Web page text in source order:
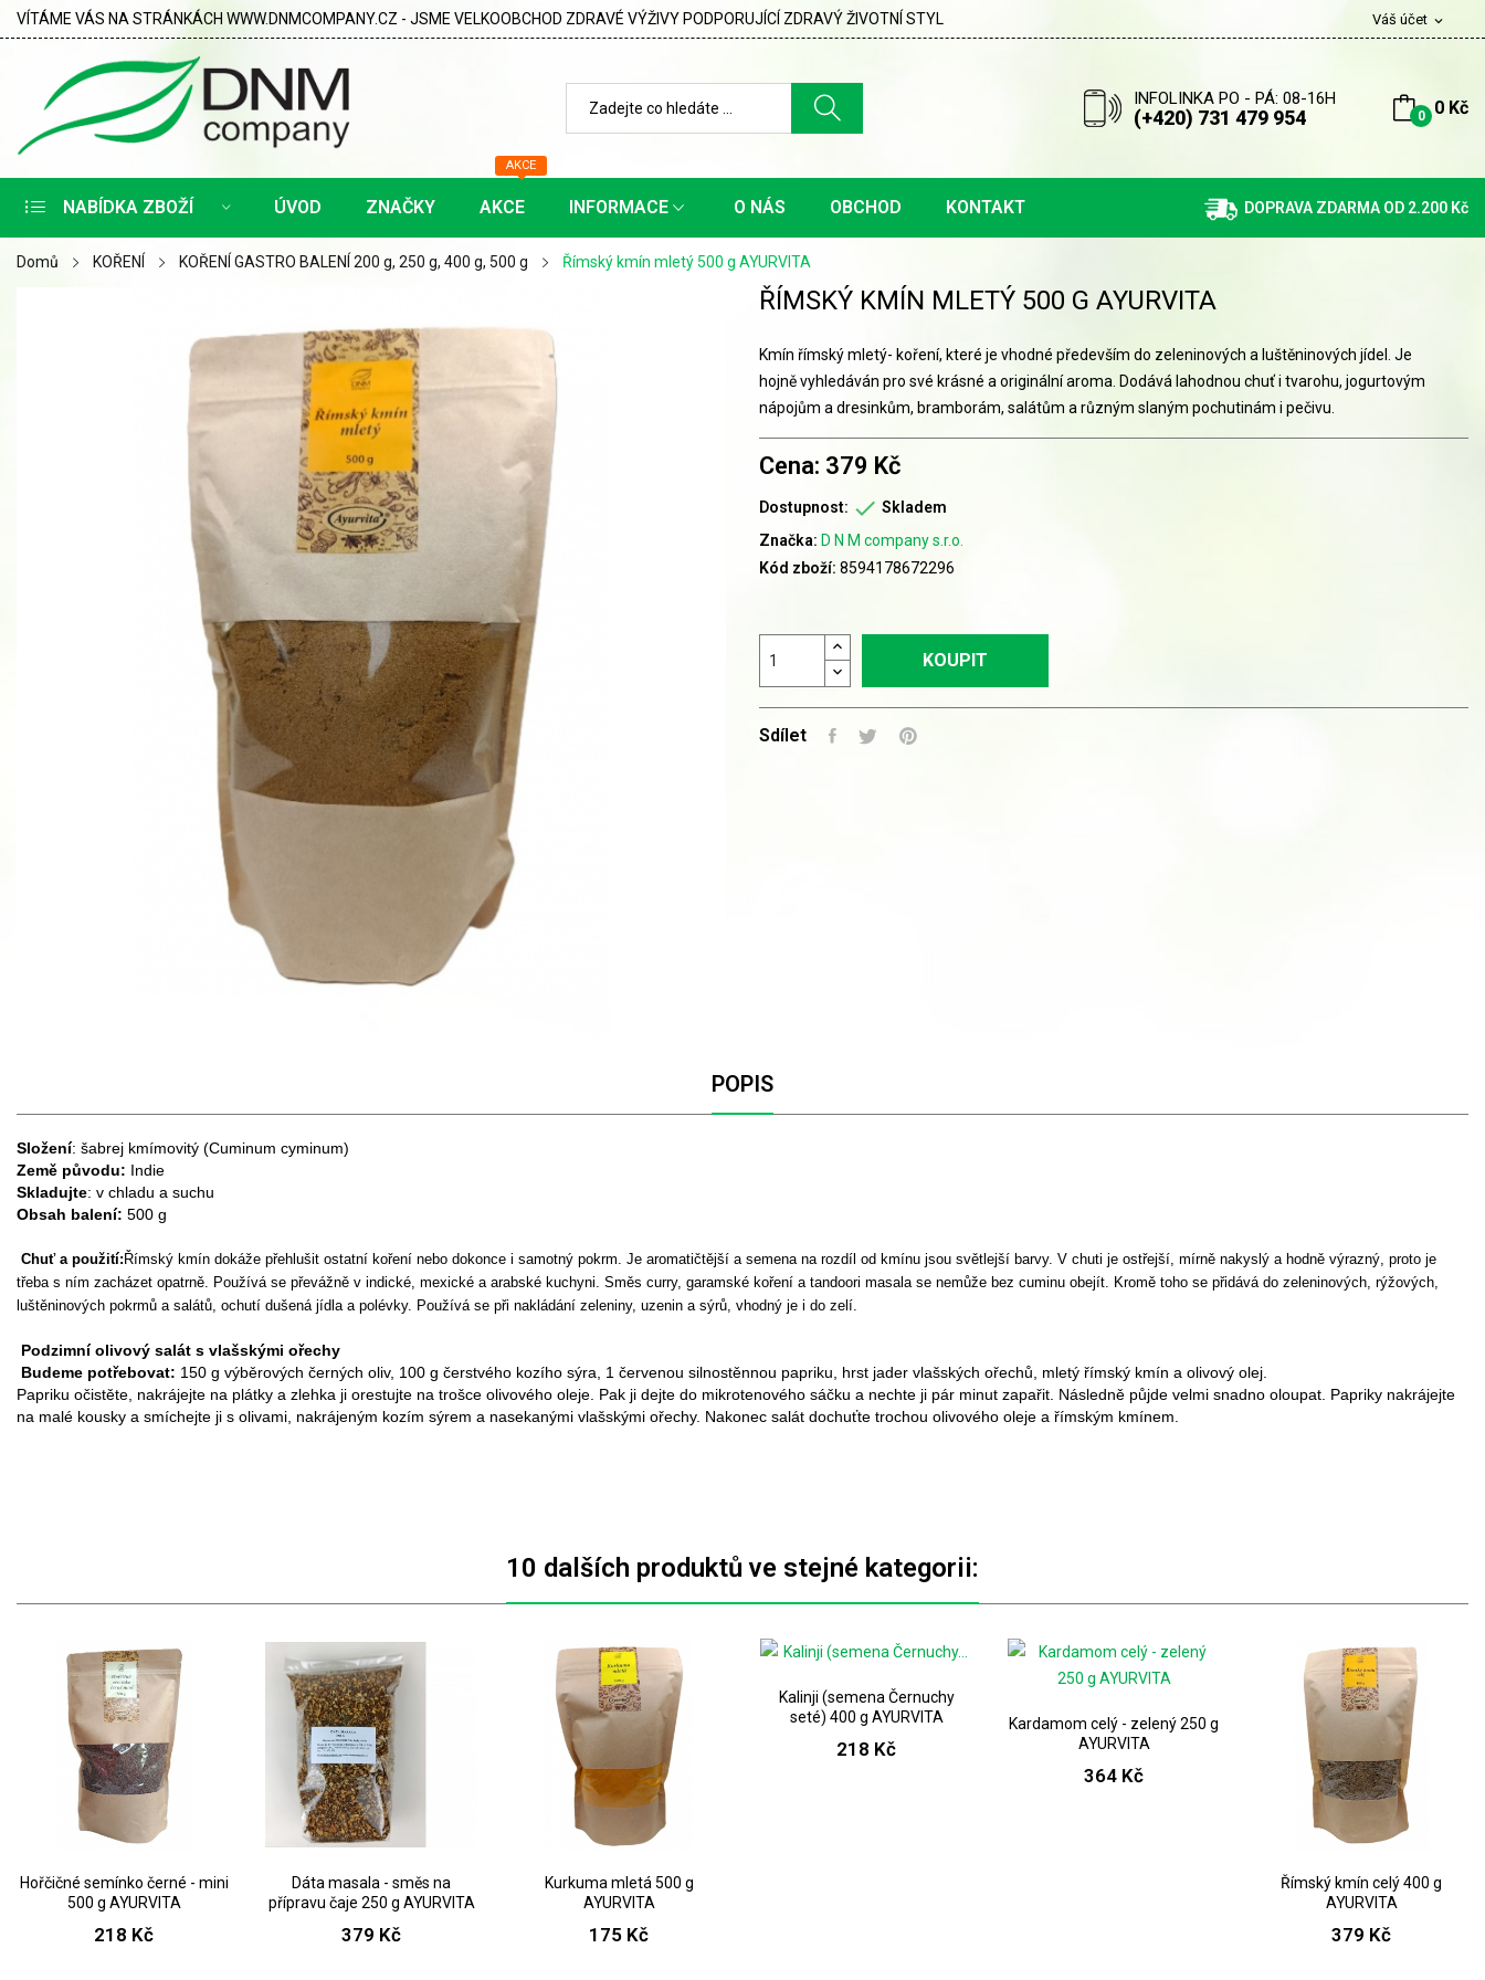
Váš účet expand_more
VÍTÁME VÁS NA STRÁNKÁCH WWW.DNMCOMPANY.CZ - JSME VELKOOBCHOD ZDRAVÉ VÝŽIVY PODPORUJÍCÍ ZDRAVÝ ŽIVOTNÍ STYL
0 0 Kč
INFOLINKA PO - PÁ: 08-16H
(+420) 731 479 954
NABÍDKA ZBOŽÍ ÚVOD ZNAČKY AKCE
AKCE
INFORMACE O NÁS OBCHOD KONTAKT DOPRAVA ZDARMA OD 2.200 Kč
Domů KOŘENÍ KOŘENÍ GASTRO BALENÍ 200 g, 250 g, 400 g, 500 g Římský kmín mletý 500 g AYURVITA
ŘÍMSKÝ KMÍN MLETÝ 500 G AYURVITA
Kmín římský mletý- koření, které je vhodné především do zeleninových a luštěninových jídel. Je
hojně vyhledáván pro své krásné a originální aroma. Dodává lahodnou chuť i tvarohu, jogurtovým
nápojům a dresinkům, bramborám, salátům a různým slaným pochutinám i pečivu.
Cena: 379 Kč
Dostupnost:  Skladem
Značka: D N M company s.r.o.
Kód zboží: 8594178672296
KOUPIT
Sdílet
POPIS
Složení: šabrej kmímovitý (Cuminum cyminum)
Země původu: Indie
Skladujte: v chladu a suchu
Obsah balení: 500 g
Chuť a použití: Římský kmín dokáže přehlušit ostatní koření nebo dokonce i samotný pokrm. Je aromatičtější a semena na rozdíl od kmínu jsou světlejší barvy. V chuti je ostřejší, mírně nakyslý a hodně výrazný, proto je
třeba s ním zacházet opatrně. Používá se převážně v indické, mexické a arabské kuchyni. Směs curry, garamské koření a tandoori masala se nemůže bez cuminu obejít. Kromě toho se přidává do zeleninových, rýžových,
luštěninových pokrmů a salátů, ochutí dušená jídla a polévky. Používá se při nakládání zeleniny, uzenin a sýrů, vhodný je i do zelí.
Podzimní olivový salát s vlašskými ořechy
Budeme potřebovat: 150 g výběrových černých oliv, 100 g čerstvého kozího sýra, 1 červenou silnostěnnou papriku, hrst jader vlašských ořechů, mletý římský kmín a olivový olej.
Papriku očistěte, nakrájejte na plátky a zlehka ji orestujte na trošce olivového oleje. Pak ji dejte do mikrotenového sáčku a nechte ji pár minut zapařit. Následně půjde velmi snadno oloupat. Papriky nakrájejte
na malé kousky a smíchejte ji s olivami, nakrájeným kozím sýrem a nasekanými vlašskými ořechy. Nakonec salát dochuťte trochou olivového oleje a římským kmínem.
10 dalších produktů ve stejné kategorii:
Hořčičné semínko černé - mini
500 g AYURVITA
218 Kč
Dáta masala - směs na
přípravu čaje 250 g AYURVITA
379 Kč
Kurkuma mletá 500 g
AYURVITA
175 Kč
Kalinji (semena Černuchy
seté) 400 g AYURVITA
218 Kč
Kardamom celý - zelený 250 g
AYURVITA
364 Kč
Římský kmín celý 400 g
AYURVITA
379 Kč